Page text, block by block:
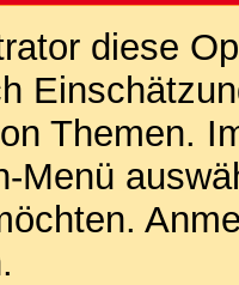
diese
Themen.
Menü